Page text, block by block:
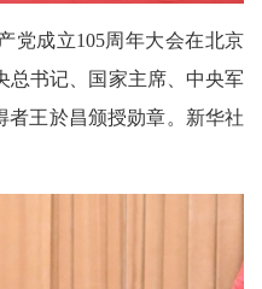
党成立105周年大会在北京
总书记、国家主席、中央军
者王於昌颁授勋章。新华社